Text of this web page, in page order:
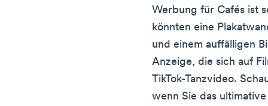
Werbung für Cafés ist
könnten eine
und einem auffälligen
Anzeige, die sich auf
TikTok-Tanzvideo.
wenn Sie das